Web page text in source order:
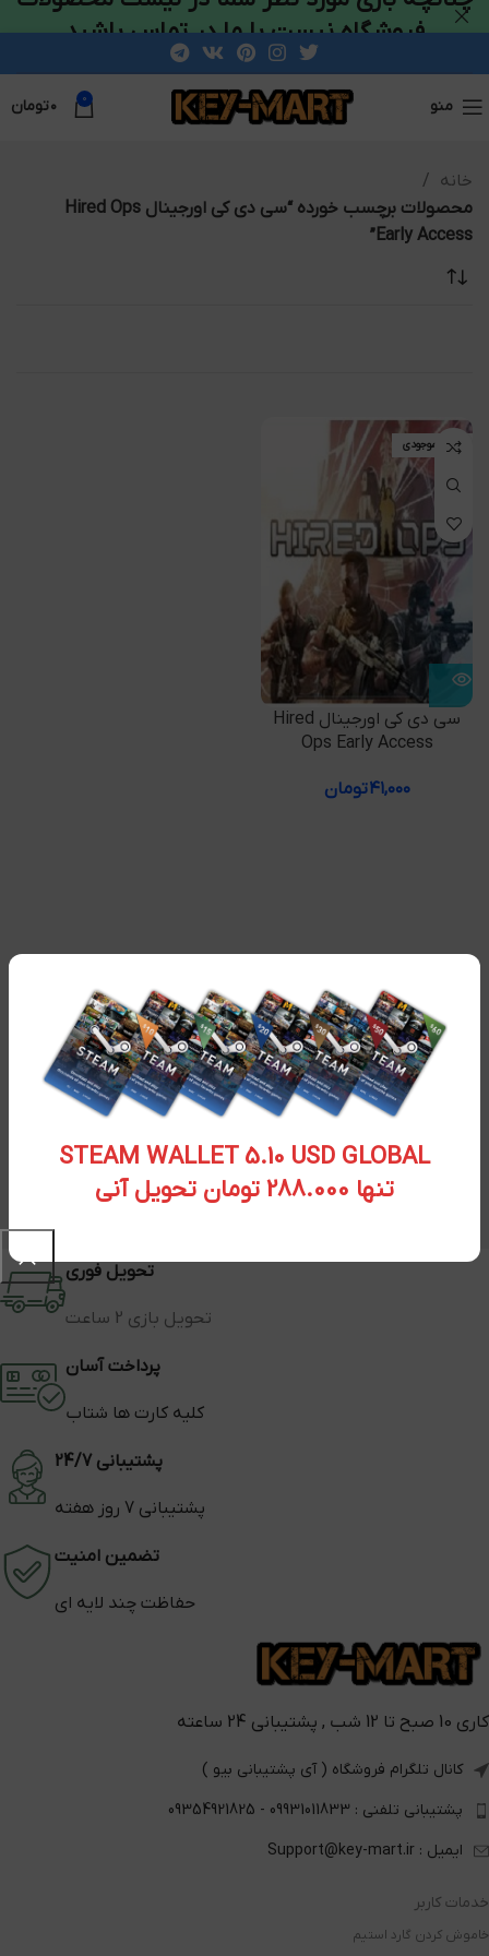
STEAM WALLET 5.10 USD GLOBAL
تنها 288.000 تومان تحویل آنی
منو 0 ۰تومان
خانه
محصولات برچسب خورده “سی دی کی اورجینال Hired Ops
Early Access”
اتمام موجودی
سی دی کی اورجینال Hired
Ops Early Access
۴۱,۰۰۰تومان
تحویل فوری
تحویل بازی 2 ساعت
پرداخت آسان
کلیه کارت ها شتاب
پشتیبانی 24/7
پشتیبانی 7 روز هفته
تضمین امنیت
حفاظت چند لایه ای
کاری 10 صبح تا 12 شب , پشتیبانی 24 ساعته
کانال تلگرام فروشگاه ( آی پشتیبانی بیو )
پشتیبانی تلفنی : 09931011833 - 09354921825
ایمیل : Support@key-mart.ir
خدمات کاربر
خاموش کردن گارد استیم
فروشگاه نیست با ما در تماس باشید